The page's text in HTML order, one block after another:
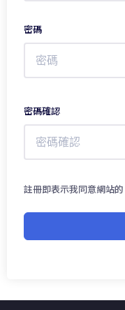
密碼
密碼確認
註冊即表示我同意網站的